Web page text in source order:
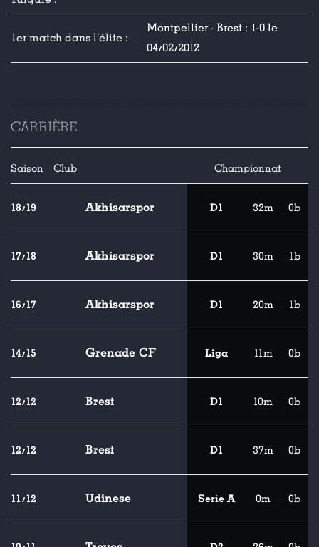
1er match dans l'élite :
Montpellier - Brest : 1-0 le
04/02/2012
CARRIÈRE
Saison Club Championnat
18/19 Akhisarspor D1 32m 0b
17/18 Akhisarspor D1 30m 1b
16/17 Akhisarspor D1 20m 1b
14/15 Grenade CF Liga 11m 0b
12/12 Brest D1 10m 0b
12/12 Brest D1 37m 0b
11/12 Udinese Serie A 0m 0b